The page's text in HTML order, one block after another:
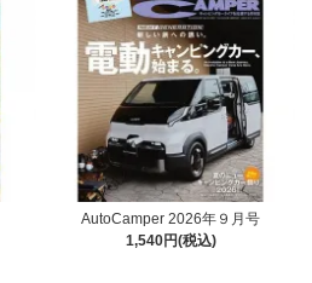
AutoCamper 2026年９月号
1,540円(税込)